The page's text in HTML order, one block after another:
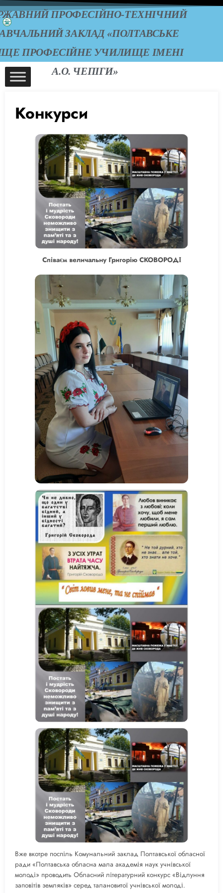
ПРОФЕСІЙНО-ТЕХНІЧНИЙ
ЗАКЛАД «ПОЛТАВСЬКЕ
ПРОФЕСІЙНЕ УЧИЛИЩЕ ІМЕНІ
А.О. ЧЕПІГИ»
Конкурси
Співаєм величальну Григорію СКОВОРОДІ
Вже вкотре поспіль Комунальний заклад Полтавської обласної
ради «Полтавська обласна мала академія наук учнівської
молоді» проводить Обласний літературний конкурс «Відлуння
заповітів земляків» серед талановитої учнівської молоді.